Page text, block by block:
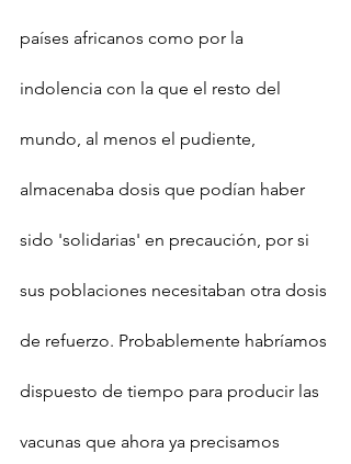
países africanos como por la
indolencia con la que el resto del
mundo, al menos el pudiente,
almacenaba dosis que podían haber
sido 'solidarias' en precaución, por si
sus poblaciones necesitaban otra dosis
de refuerzo. Probablemente habríamos
dispuesto de tiempo para producir las
vacunas que ahora ya precisamos